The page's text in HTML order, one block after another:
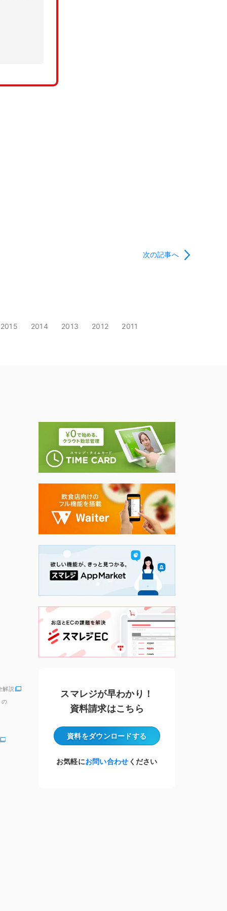
次の記事へ
2015 2014 2013 2012 2011
解説
の
スマレジが早わかり！
資料請求はこちら
資料をダウンロードする
お気軽にお問い合わせ ください